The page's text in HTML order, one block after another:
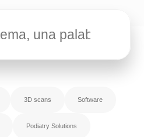
3D scans Software
Podiatry Solutions